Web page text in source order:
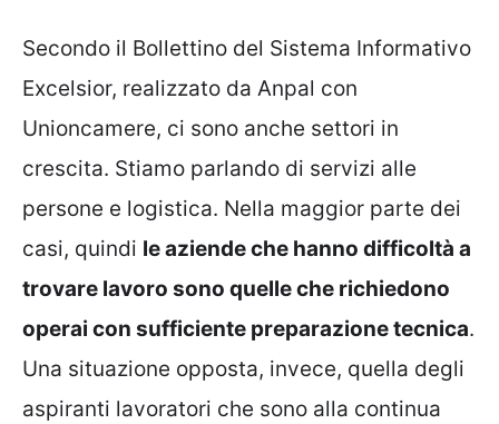
Secondo il Bollettino del Sistema Informativo
Excelsior, realizzato da Anpal con
Unioncamere, ci sono anche settori in
crescita. Stiamo parlando di servizi alle
persone e logistica. Nella maggior parte dei
casi, quindi le aziende che hanno difficoltà a
trovare lavoro sono quelle che richiedono
operai con sufficiente preparazione tecnica.
Una situazione opposta, invece, quella degli
aspiranti lavoratori che sono alla continua